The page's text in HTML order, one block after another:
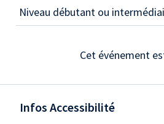
Cet événement
Infos Accessibilité